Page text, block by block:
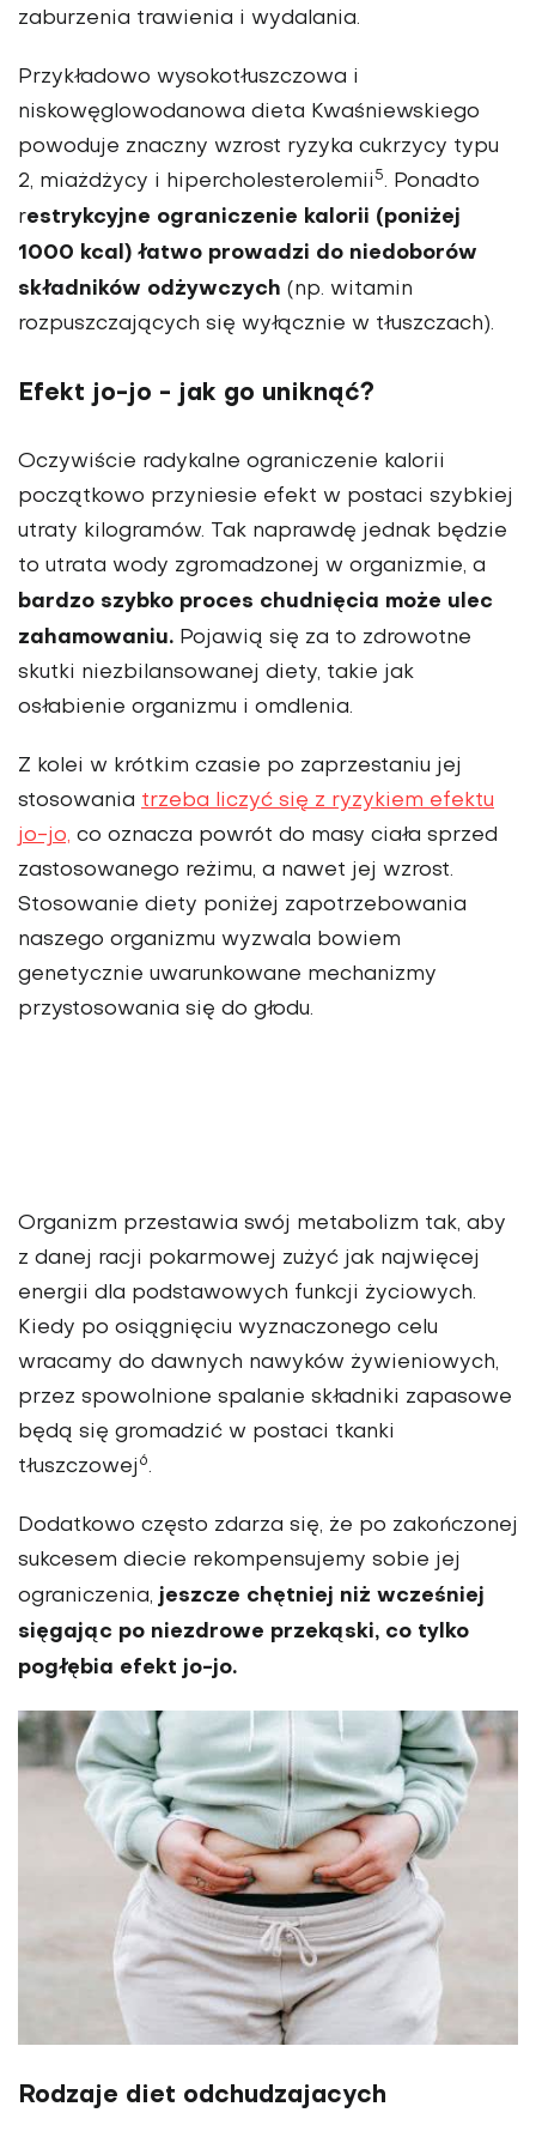
zaburzenia trawienia i wydalania.
Przykładowo wysokotłuszczowa i
niskowęglowodanowa dieta Kwaśniewskiego
powoduje znaczny wzrost ryzyka cukrzycy typu
2, miażdżycy i hipercholesterolemii5. Ponadto
restrykcyjne ograniczenie kalorii (poniżej
1000 kcal) łatwo prowadzi do niedoborów
składników odżywczych (np. witamin
rozpuszczających się wyłącznie w tłuszczach).
Efekt jo-jo - jak go uniknąć?
Oczywiście radykalne ograniczenie kalorii
początkowo przyniesie efekt w postaci szybkiej
utraty kilogramów. Tak naprawdę jednak będzie
to utrata wody zgromadzonej w organizmie, a
bardzo szybko proces chudnięcia może ulec
zahamowaniu. Pojawią się za to zdrowotne
skutki niezbilansowanej diety, takie jak
osłabienie organizmu i omdlenia.
Z kolei w krótkim czasie po zaprzestaniu jej
stosowania trzeba liczyć się z ryzykiem efektu
jo-jo, co oznacza powrót do masy ciała sprzed
zastosowanego reżimu, a nawet jej wzrost.
Stosowanie diety poniżej zapotrzebowania
naszego organizmu wyzwala bowiem
genetycznie uwarunkowane mechanizmy
przystosowania się do głodu.
Organizm przestawia swój metabolizm tak, aby
z danej racji pokarmowej zużyć jak najwięcej
energii dla podstawowych funkcji życiowych.
Kiedy po osiągnięciu wyznaczonego celu
wracamy do dawnych nawyków żywieniowych,
przez spowolnione spalanie składniki zapasowe
będą się gromadzić w postaci tkanki
tłuszczowej 6.
Dodatkowo często zdarza się, że po zakończonej
sukcesem diecie rekompensujemy sobie jej
ograniczenia, jeszcze chętniej niż wcześniej
sięgając po niezdrowe przekąski, co tylko
pogłębia efekt jo-jo.
Rodzaje diet odchudzajacych